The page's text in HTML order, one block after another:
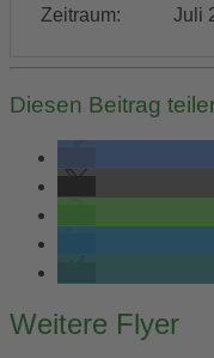
Zeitraum:
Juli
Diesen Beitrag
Post
Weitere Flyer